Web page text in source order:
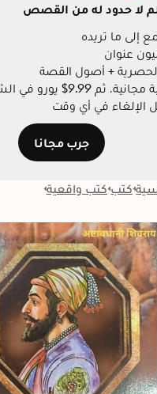
لا حدود له من القصص
إلى ما تريده
عنوان
+ أصول القصة
في أي وقت
جرب مجانا
كتب كتب واقعية